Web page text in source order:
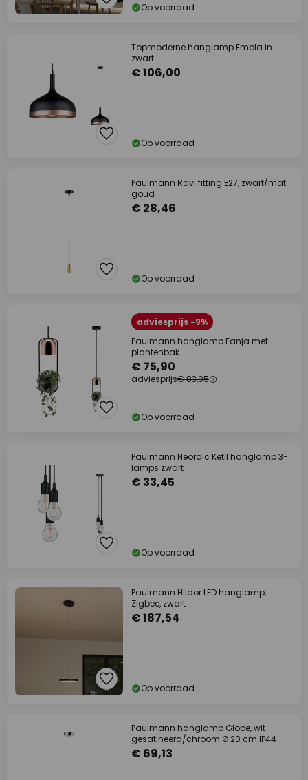
Op voorraad
Topmoderne hanglamp Embla in
zwart
€ 106,00
Op voorraad
Paulmann Ravi fitting E27, zwart/mat
goud
€ 28,46
Op voorraad
adviesprijs -9%
Paulmann hanglamp Fanja met
plantenbak
€ 75,90
adviesprijs€ 83,95
Op voorraad
Paulmann Neordic Ketil hanglamp 3-
lamps zwart
€ 33,45
Op voorraad
Paulmann Hildor LED hanglamp,
Zigbee, zwart
€ 187,54
Op voorraad
Paulmann hanglamp Globe, wit
gesatineerd/chroom Ø 20 cm IP44
€ 69,13